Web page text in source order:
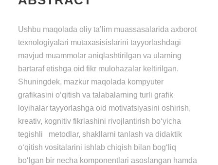
Ushbu maqolada oliy ta’lim muassasalarida axborot
texnologiyalari mutaxasisislarini tayyorlashdagi
mavjud muammolar aniqlashtirilgan va ularning
bartaraf etishga oid fikr mulohazalar keltirilgan.
Shuningdek, mazkur maqolada kompyuter
grafikasini o‘qitish va talabalarning turli grafik
loyihalar tayyorlashga oid motivatsiyasini oshirish,
kreativ, kognitiv fikrlashini rivojlantirish bo‘yicha
tegishli metodlar, shakllarni tanlash va didaktik
o‘qitish vositalarini ishlab chiqish bilan bog‘liq
bo‘lgan bir necha komponentlari asoslangan hamda